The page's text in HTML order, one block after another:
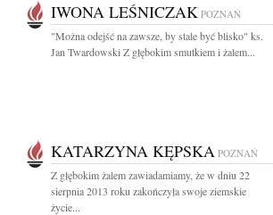
IWONA LEŚNICZAK POZNAŃ
"Można odejść na zawsze, by stale być blisko" ks.
Jan Twardowski Z głębokim smutkiem i żalem...
KATARZYNA KĘPSKA POZNAŃ
Z głębokim żalem zawiadamiamy, że w dniu 22
sierpnia 2013 roku zakończyła swoje ziemskie
życie...